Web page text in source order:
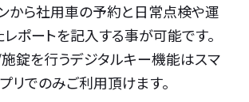
から社用車の予約と日常点検や運
ポートを記入する事が可能です。
錠を行うデジタルキー機能はスマ
リでのみご利用頂けます。